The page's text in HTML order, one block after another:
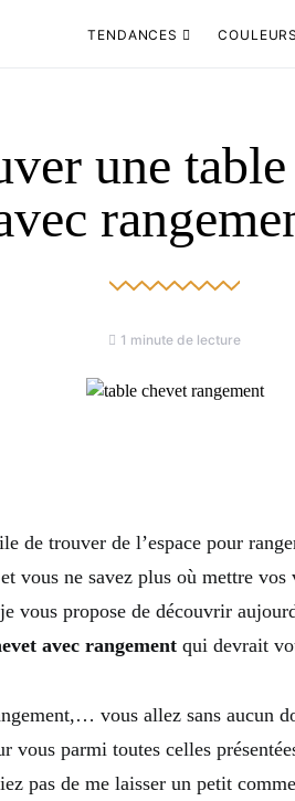
TENDANCES COULEURS
une
1 minute de lecture
de trouver de l’espace pour
vous ne savez plus où mettre vos
vous propose de découvrir
avec rangementqui devrait
vous allez sans aucun
vous parmi toutes celles
pas de me laisser un petit